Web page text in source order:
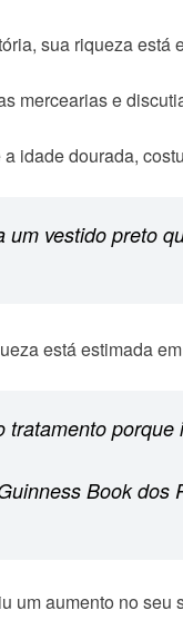
mercearias e
idade dourada,
vestido preto
Book dos
aumento no